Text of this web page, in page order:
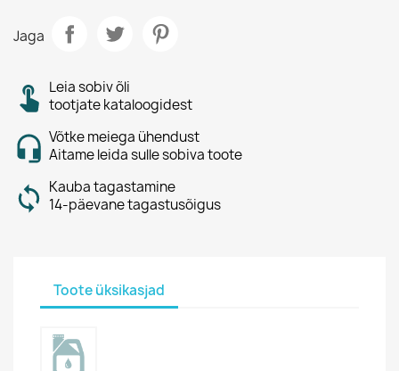
Jaga
Leia sobiv õli
tootjate kataloogidest
Võtke meiega ühendust
Aitame leida sulle sobiva toote
Kauba tagastamine
14-päevane tagastusõigus
Toote üksikasjad